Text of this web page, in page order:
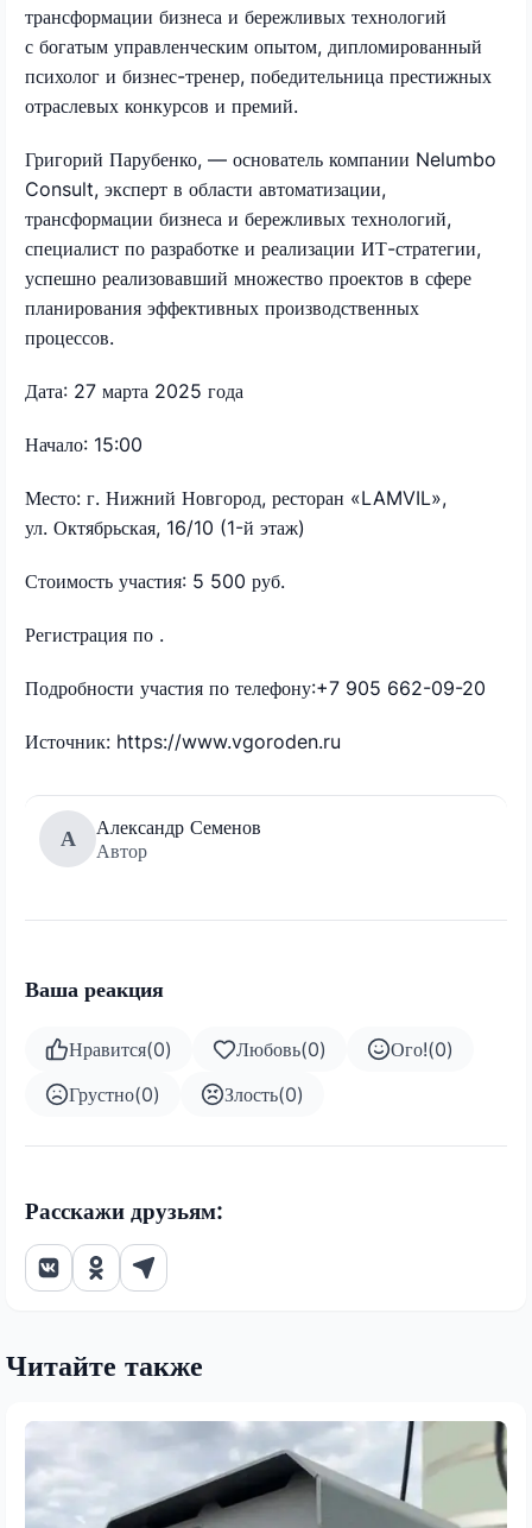
трансформации бизнеса и бережливых технологий
с богатым управленческим опытом, дипломированный
психолог и бизнес-тренер, победительница престижных
отраслевых конкурсов и премий.
Григорий Парубенко, — основатель компании Nelumbo
Consult, эксперт в области автоматизации,
трансформации бизнеса и бережливых технологий,
специалист по разработке и реализации ИТ-стратегии,
успешно реализовавший множество проектов в сфере
планирования эффективных производственных
процессов.
Дата: 27 марта 2025 года
Начало: 15:00
Место: г. Нижний Новгород, ресторан «LAMVIL»,
ул. Октябрьская, 16/10 (1-й этаж)
Стоимость участия: 5 500 руб.
Регистрация по .
Подробности участия по телефону:+7 905 662-09-20
Источник: https://www.vgoroden.ru
А
Александр Семенов
Автор
Ваша реакция
Нравится(0) Любовь(0) Ого!(0)
Грустно(0) Злость(0)
Расскажи друзьям:
Читайте также